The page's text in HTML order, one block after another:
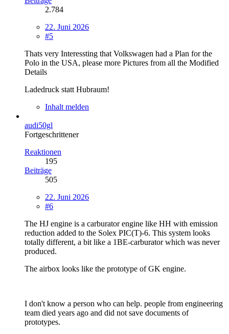
2.784
22. Juni 2026
#5
Thats very Interessting that Volkswagen had a Plan for the
Polo in the USA, please more Pictures from all the Modified
Details
Ladedruck statt Hubraum!
Inhalt melden
audi50gl
Fortgeschrittener
Reaktionen
195
Beiträge
505
22. Juni 2026
#6
The HJ engine is a carburator engine like HH with emission
reduction added to the Solex PIC(T)-6. This system looks
totally different, a bit like a 1BE-carburator which was never
produced.
The airbox looks like the prototype of GK engine.
I don't know a person who can help. people from engineering
team died years ago and did not save documents of
prototypes.